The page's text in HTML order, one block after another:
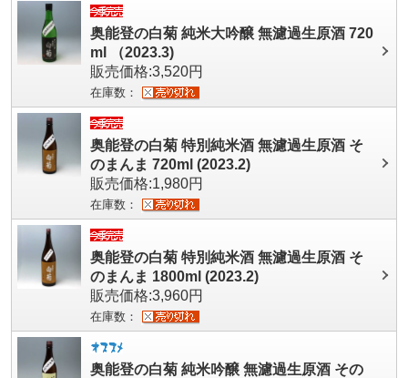
奥能登の白菊 純米大吟醸 無濾過生原酒 720
ml （2023.3)
販売価格:3,520円
在庫数：
奥能登の白菊 特別純米酒 無濾過生原酒 そ
のまんま 720ml (2023.2)
販売価格:1,980円
在庫数：
奥能登の白菊 特別純米酒 無濾過生原酒 そ
のまんま 1800ml (2023.2)
販売価格:3,960円
在庫数：
奥能登の白菊 純米吟醸 無濾過生原酒 その